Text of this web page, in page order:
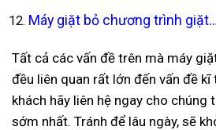
Máy giặt bỏ chương trình giặt…
Tất cả các vấn đề trên mà máy
đều liên quan rất lớn đến vấn đề kĩ
khách hãy liên hệ ngay cho chúng
sớm nhất. Tránh để lâu ngày, sẽ